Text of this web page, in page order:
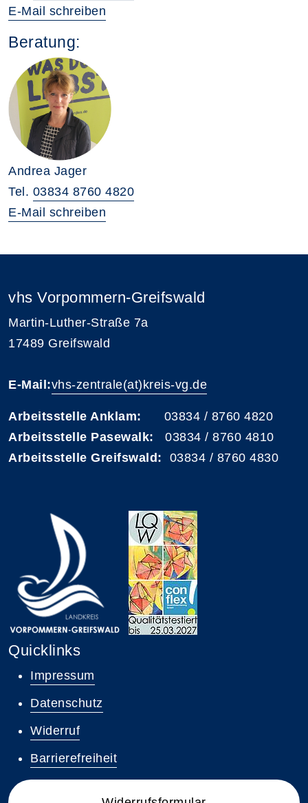
E-Mail schreiben
Beratung:
Andrea Jager
Tel. 03834 8760 4820
E-Mail schreiben
vhs Vorpommern-Greifswald
Martin-Luther-Straße 7a
17489 Greifswald
E-Mail:vhs-zentrale(at)kreis-vg.de
Arbeitsstelle Anklam: 03834 / 8760 4820
Arbeitsstelle Pasewalk: 03834 / 8760 4810
Arbeitsstelle Greifswald: 03834 / 8760 4830
Quicklinks
Impressum
Datenschutz
Widerruf
Barrierefreiheit